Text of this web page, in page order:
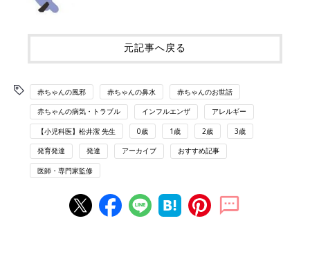
元記事へ戻る
赤ちゃんの風邪 赤ちゃんの鼻水 赤ちゃんのお世話
赤ちゃんの病気・トラブル インフルエンザ アレルギー
【小児科医】松井潔 先生 0歳 1歳 2歳 3歳
発育発達 発達 アーカイブ おすすめ記事
医師・専門家監修